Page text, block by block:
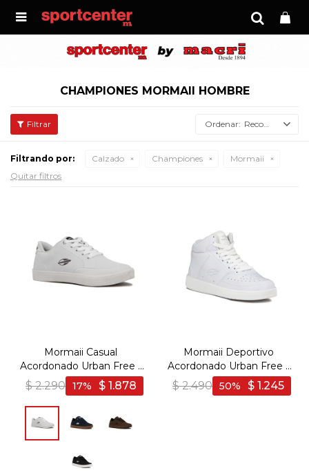

CHAMPIONES MORMAII HOMBRE
Recomendados
Filtrando por: Calzado Championes
Mormaii
Quitar filtros
Mormaii Casual
Acordonado Urban Free -
Blanco
$ 2.290 $ 1.878
17
Mormaii Deportivo
Acordonado Urban Free -
Blanco
$ 2.490 $ 1.245
50